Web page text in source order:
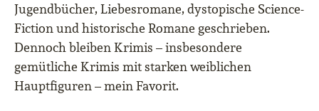
Jugendbücher, Liebesromane, dystopische Science-
Fiction und historische Romane geschrieben.
Dennoch bleiben Krimis – insbesondere
gemütliche Krimis mit starken weiblichen
Hauptfiguren – mein Favorit.